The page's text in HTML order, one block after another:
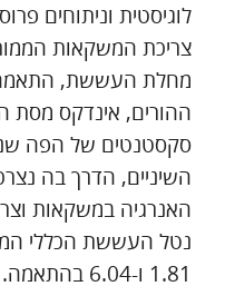
לוגיסטית וניתוחים
צריכת המשקאות
מחלת העששת, התאמה
סקסטנטים של הפה
השיניים, הדרך בה
האנרגיה במשקאות
1.81 ו-6.04